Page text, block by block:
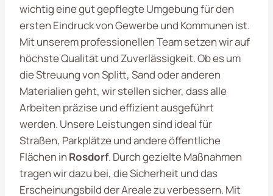
wichtig eine gut gepflegte Umgebung für den
ersten Eindruck von Gewerbe und Kommunen ist.
Mit unserem professionellen Team setzen wir auf
höchste Qualität und Zuverlässigkeit. Ob es um
die Streuung von Splitt, Sand oder anderen
Materialien geht, wir stellen sicher, dass alle
Arbeiten präzise und effizient ausgeführt
werden. Unsere Leistungen sind ideal für
Straßen, Parkplätze und andere öffentliche
Flächen in Rosdorf. Durch gezielte Maßnahmen
tragen wir dazu bei, die Sicherheit und das
Erscheinungsbild der Areale zu verbessern. Mit